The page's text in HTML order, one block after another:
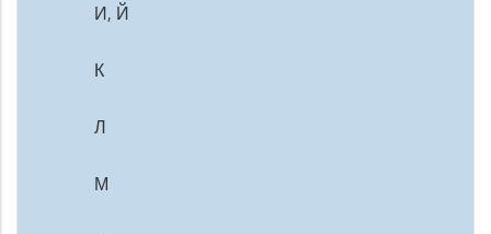
И, Й
К
Л
М